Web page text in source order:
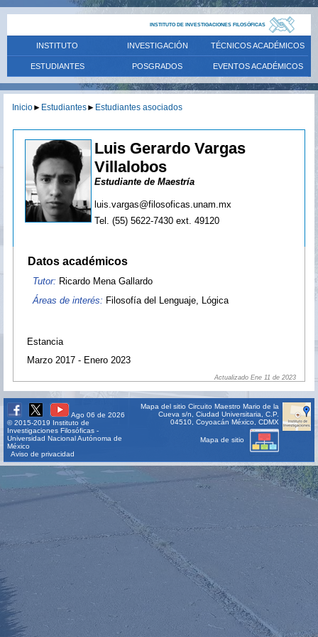
INSTITUTO DE INVESTIGACIONES FILOSÓFICAS
INSTITUTO INVESTIGACIÓN TÉCNICOS ACADÉMICOS
ESTUDIANTES POSGRADOS EVENTOS ACADÉMICOS
Inicio► Estudiantes► Estudiantes asociados
Luis Gerardo Vargas
Villalobos
Estudiante de Maestría
luis.vargas@filosoficas.unam.mx
Tel. (55) 5622-7430 ext. 49120
Datos académicos
Tutor: Ricardo Mena Gallardo
Áreas de interés: Filosofía del Lenguaje, Lógica
Estancia
Marzo 2017 - Enero 2023
Actualizado Ene 11 de 2023
Ago 06 de 2026
© 2015-2019 Instituto de
Investigaciones Filosóficas -
Universidad Nacional Autónoma de
México
Aviso de privacidad
Mapa del sitio Circuito Maestro Mario de la
Cueva s/n, Ciudad Universitaria, C.P.
04510, Coyoacán México, CDMX
Mapa de sitio